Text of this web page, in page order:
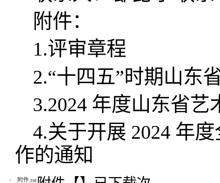
附件：
1.评审章程
2.“十四五”时期山东
3.2024 年度山东省
4.关于开展 2024 年
作的通知
附件.rar